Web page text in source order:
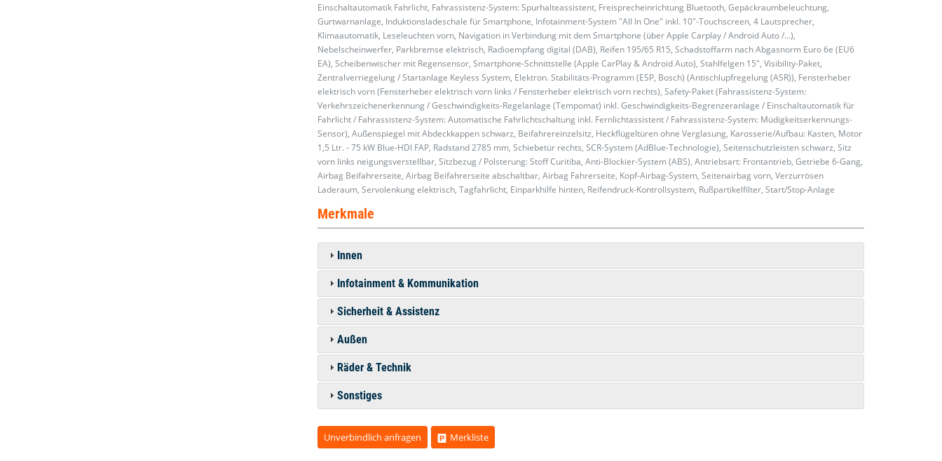
Einschaltautomatik Fahrlicht, Fahrassistenz-System: Spurhalteassistent, Freisprecheinrichtung Bluetooth, Gepäckraumbeleuchtung,
Gurtwarnanlage, Induktionsladeschale für Smartphone, Infotainment-System "All In One" inkl. 10"-Touchscreen, 4 Lautsprecher,
Klimaautomatik, Leseleuchten vorn, Navigation in Verbindung mit dem Smartphone (über Apple Carplay / Android Auto /...),
Nebelscheinwerfer, Parkbremse elektrisch, Radioempfang digital (DAB), Reifen 195/65 R15, Schadstoffarm nach Abgasnorm Euro 6e (EU6
EA), Scheibenwischer mit Regensensor, Smartphone-Schnittstelle (Apple CarPlay & Android Auto), Stahlfelgen 15", Visibility-Paket,
Zentralverriegelung / Startanlage Keyless System, Elektron. Stabilitäts-Programm (ESP, Bosch) (Antischlupfregelung (ASR)), Fensterheber
elektrisch vorn (Fensterheber elektrisch vorn links / Fensterheber elektrisch vorn rechts), Safety-Paket (Fahrassistenz-System:
Verkehrszeichenerkennung / Geschwindigkeits-Regelanlage (Tempomat) inkl. Geschwindigkeits-Begrenzeranlage / Einschaltautomatik für
Fahrlicht / Fahrassistenz-System: Automatische Fahrlichtschaltung inkl. Fernlichtassistent / Fahrassistenz-System: Müdigkeitserkennungs-
Sensor), Außenspiegel mit Abdeckkappen schwarz, Beifahrereinzelsitz, Heckflügeltüren ohne Verglasung, Karosserie/Aufbau: Kasten, Motor
1,5 Ltr. - 75 kW Blue-HDI FAP, Radstand 2785 mm, Schiebetür rechts, SCR-System (AdBlue-Technologie), Seitenschutzleisten schwarz, Sitz
vorn links neigungsverstellbar, Sitzbezug / Polsterung: Stoff Curitiba, Anti-Blockier-System (ABS), Antriebsart: Frontantrieb, Getriebe 6-Gang,
Airbag Beifahrerseite, Airbag Beifahrerseite abschaltbar, Airbag Fahrerseite, Kopf-Airbag-System, Seitenairbag vorn, Verzurrösen
Laderaum, Servolenkung elektrisch, Tagfahrlicht, Einparkhilfe hinten, Reifendruck-Kontrollsystem, Rußpartikelfilter, Start/Stop-Anlage
Merkmale
Innen
Infotainment & Kommunikation
Sicherheit & Assistenz
Außen
Räder & Technik
Sonstiges
Unverbindlich anfragen Merkliste